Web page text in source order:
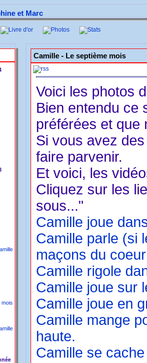
mois
Camille - Le septième mois
Voici les photos
Bien entendu ce
préférées et que
Si vous avez
faire parvenir.
Et voici, les
Cliquez sur les
sous..."
Camille joue
Camille parle (si
maçons du
Camille rigole
Camille joue sur
Camille joue en
Camille mange
haute.
Camille se